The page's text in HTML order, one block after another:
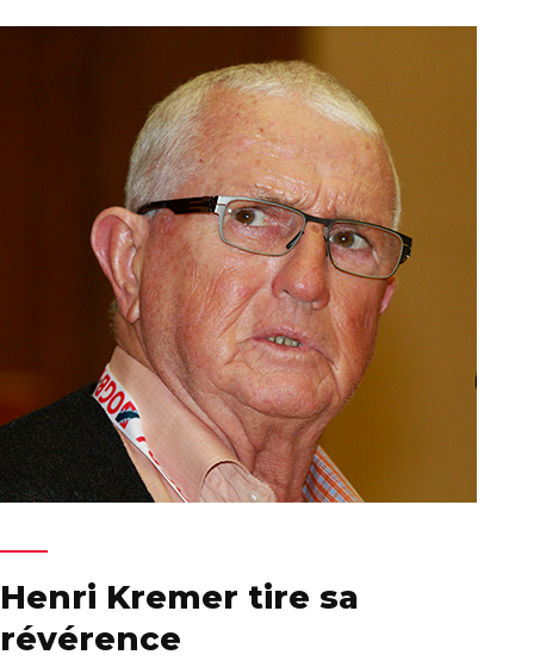
Henri Kremer tire sa
révérence